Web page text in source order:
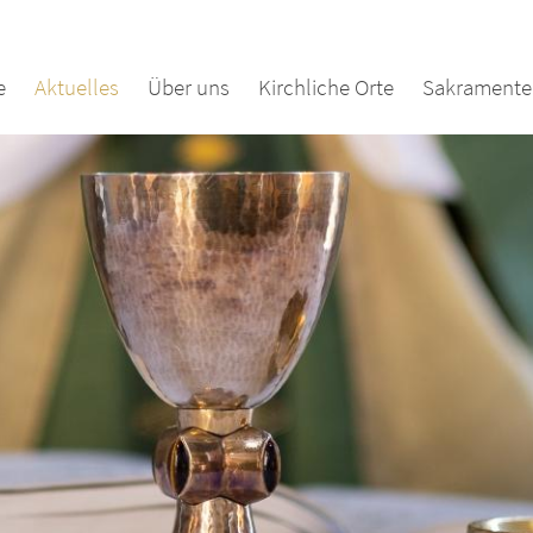
Aktuelles Über uns Kirchliche Orte